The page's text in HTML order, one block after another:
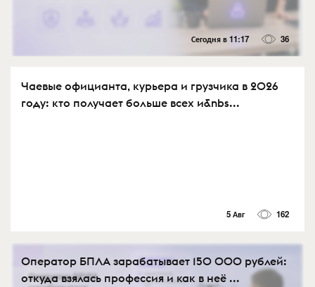
Сегодня в 11:17 36
Чаевые официанта, курьера и грузчика в 2026
году: кто получает больше всех и&nbs...
5 Авг 162
Оператор БПЛА зарабатывает 150 000 рублей:
откуда взялась профессия и как в неё ...